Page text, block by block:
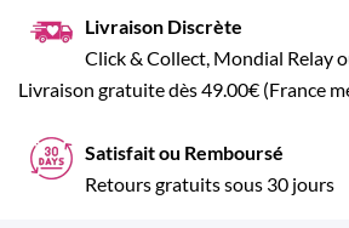
Livraison Discrète
Click & Collect, Mondial Relay
Livraison gratuite dès 49.00€ (France
Satisfait ou Remboursé
Retours gratuits sous 30 jours